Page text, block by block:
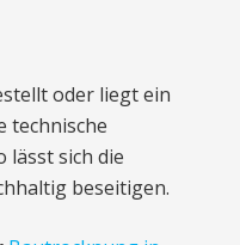
oder liegt ein
technische
lässt sich die
beseitigen.